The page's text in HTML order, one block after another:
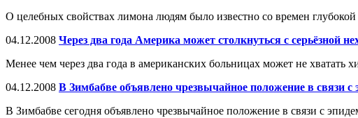
О целебных свойствах лимона людям было известно со времен
04.12.2008 Через два года Америка может столкнуться с серьёзной
Менее чем через два года в американских больницах может не хватать
04.12.2008 В Зимбабве объявлено чрезвычайное положение в связи с
В Зимбабве сегодня объявлено чрезвычайное положение в связи с